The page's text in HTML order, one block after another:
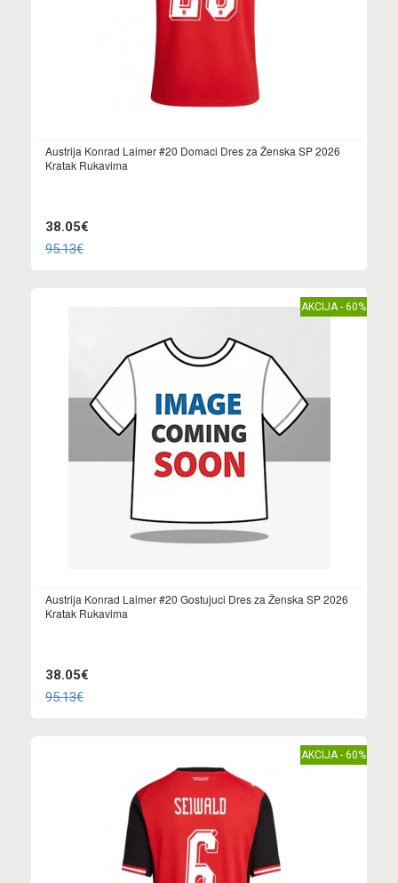
Austrija Konrad Laimer #20 Domaci Dres za Ženska SP 2026
Kratak Rukavima
38.05€
95.13€
AKCIJA - 60%
Austrija Konrad Laimer #20 Gostujuci Dres za Ženska SP 2026
Kratak Rukavima
38.05€
95.13€
AKCIJA - 60%